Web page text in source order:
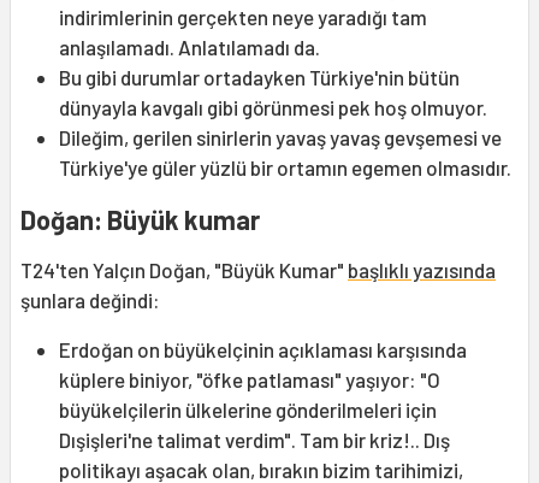
indirimlerinin gerçekten neye yaradığı tam
anlaşılamadı. Anlatılamadı da.
Bu gibi durumlar ortadayken Türkiye'nin bütün
dünyayla kavgalı gibi görünmesi pek hoş olmuyor.
Dileğim, gerilen sinirlerin yavaş yavaş gevşemesi ve
Türkiye'ye güler yüzlü bir ortamın egemen olmasıdır.
Doğan: Büyük kumar
T24'ten Yalçın Doğan, "Büyük Kumar" başlıklı yazısında
şunlara değindi:
Erdoğan on büyükelçinin açıklaması karşısında
küplere biniyor, "öfke patlaması" yaşıyor: "O
büyükelçilerin ülkelerine gönderilmeleri için
Dışişleri'ne talimat verdim". Tam bir kriz!.. Dış
politikayı aşacak olan, bırakın bizim tarihimizi,